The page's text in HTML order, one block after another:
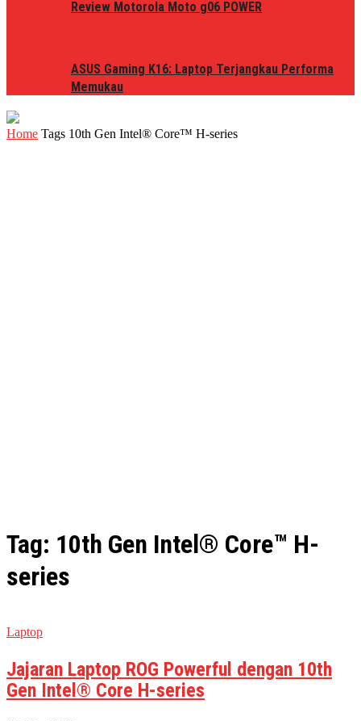
Review Motorola Moto g06 POWER
ASUS Gaming K16: Laptop Terjangkau Performa
Memukau
Home Tags 10th Gen Intel® Core™ H-series
Tag: 10th Gen Intel® Core™ H-
series
Laptop
Jajaran Laptop ROG Powerful dengan 10th
Gen Intel® Core H-series